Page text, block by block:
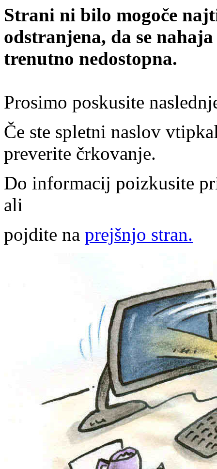
Strani ni bilo mogoče
odstranjena, da se
trenutno nedostopna.
Prosimo poskusite
Če ste spletni naslov
preverite črkovanje.
Do informacij poizkusite
ali
pojdite na prejšnjo stran.